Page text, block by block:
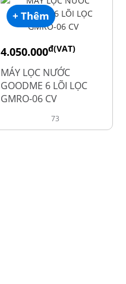
+ Thêm
4.050.000đ(VAT)
5.250.000
MÁY LỌC NƯỚC
GOODME 6 LÕI LỌC
GMRO-06 CV
73